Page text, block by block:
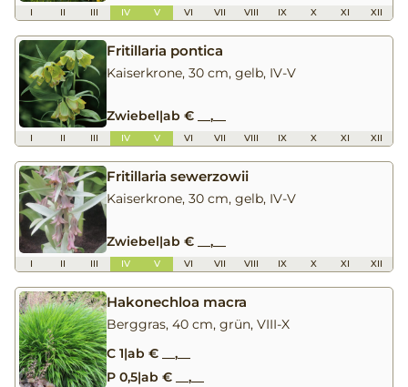
I II III IV V VI VII VIII IX X XI XII
Fritillaria pontica
Kaiserkrone, 30 cm, gelb, IV-V
Zwiebel|ab € __,__
I II III IV V VI VII VIII IX X XI XII
Fritillaria sewerzowii
Kaiserkrone, 30 cm, gelb, IV-V
Zwiebel|ab € __,__
I II III IV V VI VII VIII IX X XI XII
Hakonechloa macra
Berggras, 40 cm, grün, VIII-X
C 1|ab € __,__
P 0,5|ab € __,__